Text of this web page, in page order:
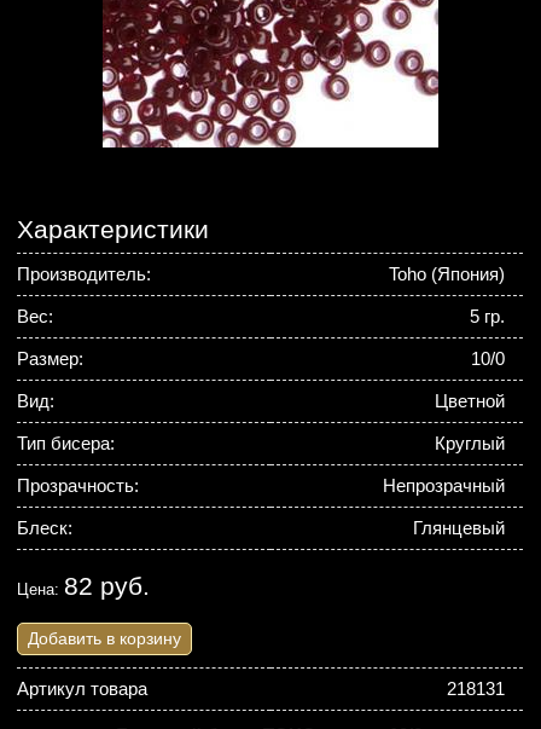
Характеристики
Производитель: Toho (Япония)
Вес: 5 гр.
Размер: 10/0
Вид: Цветной
Тип бисера: Круглый
Прозрачность: Непрозрачный
Блеск: Глянцевый
Цена: 82 руб.
Добавить в корзину
Артикул товара 218131